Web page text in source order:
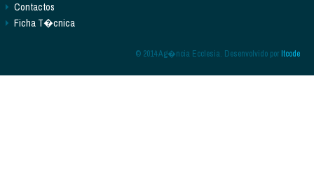
Contactos
Ficha T�cnica
© 2014 Ag�ncia Ecclesia. Desenvolvido porItcode